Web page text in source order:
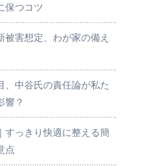
保つコツ
被害想定、わが家の備え
、中谷氏の責任論が私た
響？
すっきり快適に整える簡
点